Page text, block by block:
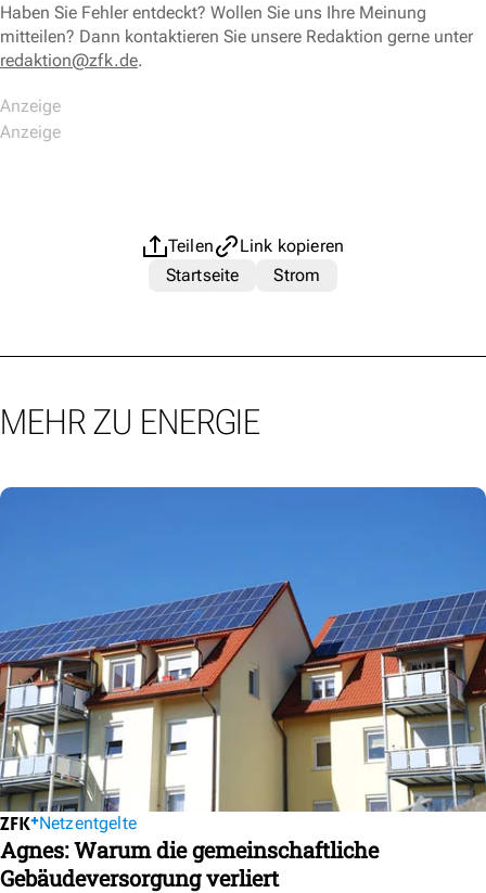
Haben Sie Fehler entdeckt? Wollen Sie uns Ihre Meinung
mitteilen? Dann kontaktieren Sie unsere Redaktion gerne unter
redaktion@zfk.de.
Teilen
Link kopieren
Startseite
Strom
MEHR ZU ENERGIE
Netzentgelte
Agnes: Warum die gemeinschaftliche
Gebäudeversorgung verliert